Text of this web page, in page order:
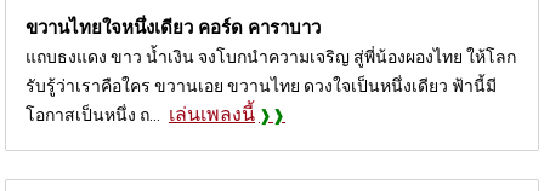
ขวานไทยใจหนึ่งเดียว คอร์ด คาราบาว
แถบธงแดง ขาว น้ำเงิน จงโบกนำความเจริญ สู่พี่น้องผองไทย ให้โลก
รับรู้ว่าเราคือใคร ขวานเอย ขวานไทย ดวงใจเป็นหนึ่งเดียว ฟ้านี้มี
โอกาสเป็นหนึ่ง ถ...
เล่นเพลงนี้